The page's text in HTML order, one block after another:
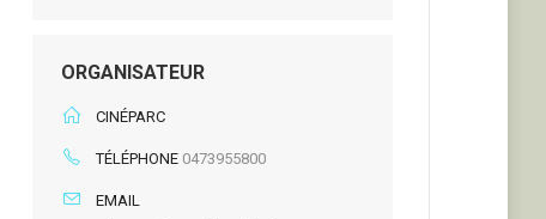
ORGANISATEUR
CINÉPARC
TÉLÉPHONE 0473955800
EMAIL